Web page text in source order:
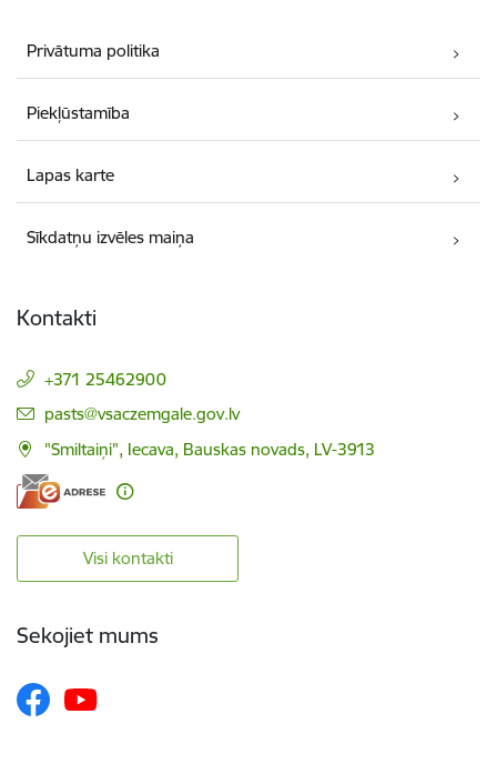
Privātuma politika
Piekļūstamība
Lapas karte
Sīkdatņu izvēles maiņa
Kontakti
+371 25462900
E-pasts:
pasts@vsaczemgale.gov.lv
"Smiltaiņi", Iecava, Bauskas novads, LV-3913
Visi kontakti
Sekojiet mums